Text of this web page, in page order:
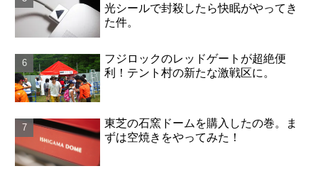
光シールで封殺したら快眠がやってき
た件。
フジロックのレッドゲートが超絶便
利！テント村の新たな激戦区に。
東芝の石窯ドームを購入したの巻。ま
ずは空焼きをやってみた！